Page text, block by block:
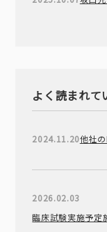
よく読まれて
2024.11.20他社
2026.02.03
臨床試験実施予定